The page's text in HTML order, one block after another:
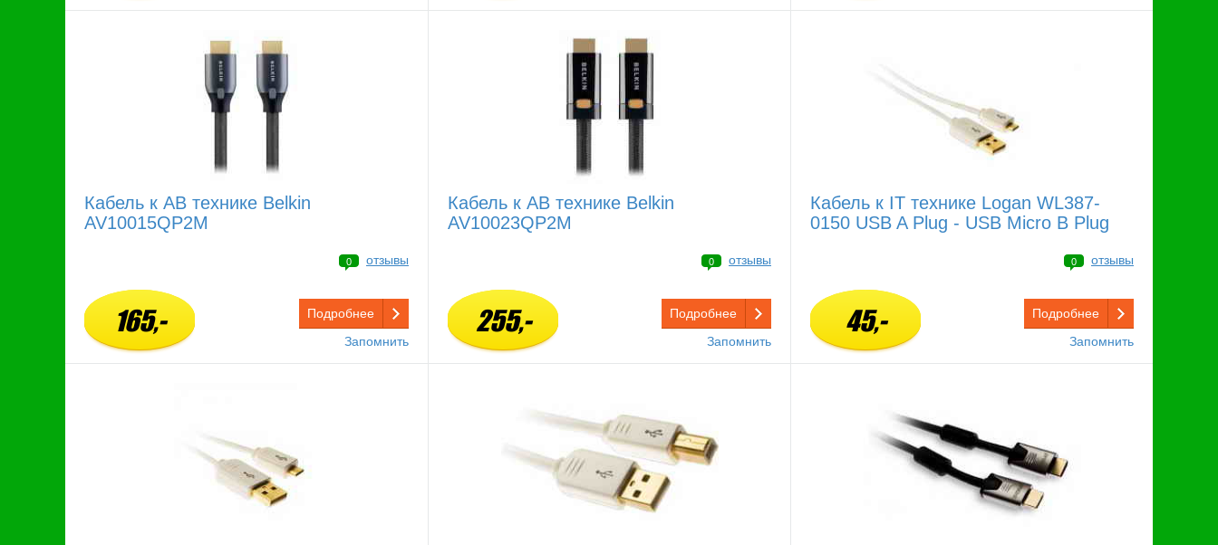
Кабель к АВ технике Belkin
AV10015QP2M
0 отзывы
165,-
Подробнее
Запомнить
Кабель к АВ технике Belkin
AV10023QP2M
0 отзывы
255,-
Подробнее
Запомнить
Кабель к IT технике Logan WL387-
0150 USB A Plug - USB Micro B Plug
0 отзывы
45,-
Подробнее
Запомнить